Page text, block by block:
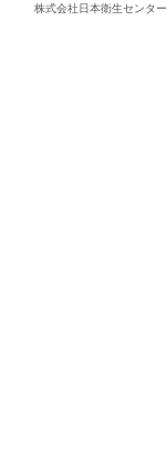
株式会社日本衛生センター